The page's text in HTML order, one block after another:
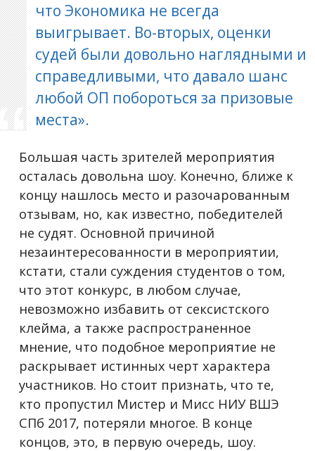
что Экономика не всегда
выигрывает. Во-вторых, оценки
судей были довольно наглядными и
справедливыми, что давало шанс
любой ОП побороться за призовые
места».
Большая часть зрителей мероприятия
осталась довольна шоу. Конечно, ближе к
концу нашлось место и разочарованным
отзывам, но, как известно, победителей
не судят. Основной причиной
незаинтересованности в мероприятии,
кстати, стали суждения студентов о том,
что этот конкурс, в любом случае,
невозможно избавить от сексистского
клейма, а также распространенное
мнение, что подобное мероприятие не
раскрывает истинных черт характера
участников. Но стоит признать, что те,
кто пропустил Мистер и Мисс НИУ ВШЭ
СПб 2017, потеряли многое. В конце
концов, это, в первую очередь, шоу.